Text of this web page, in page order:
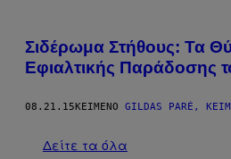
Σιδέρωμα Στήθους: Τα
Εφιαλτικής Παράδοσης
08.21.15 ΚΕΊΜΕΝΟ GILDAS PARÉ,
Δείτε τα όλα